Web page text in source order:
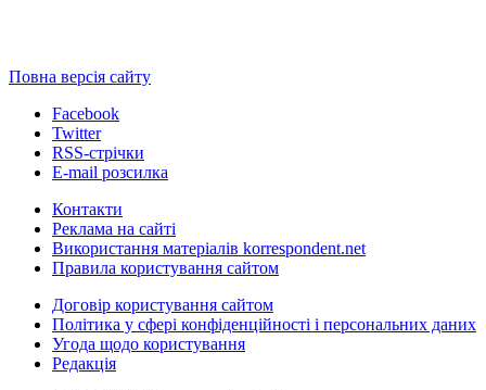
Повна версія сайту
Facebook
Twitter
RSS-стрічки
E-mail розсилка
Контакти
Реклама на сайті
Використання матеріалів korrespondent.net
Правила користування сайтом
Договір користування сайтом
Політика у сфері конфіденційності і персональних даних
Угода щодо користування
Редакція